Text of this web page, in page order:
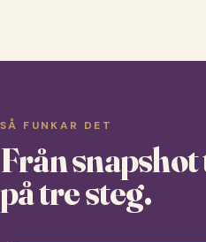
SÅ FUNKAR DET
Från
på tre steg.